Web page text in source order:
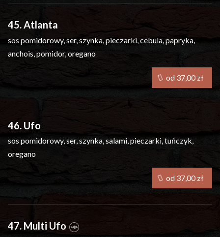
45. Atlanta
sos pomidorowy, ser, szynka, pieczarki, cebula, papryka,
anchois, pomidor, oregano
46. Ufo
sos pomidorowy, ser, szynka, salami, pieczarki, tuńczyk,
oregano
47. Multi Ufo